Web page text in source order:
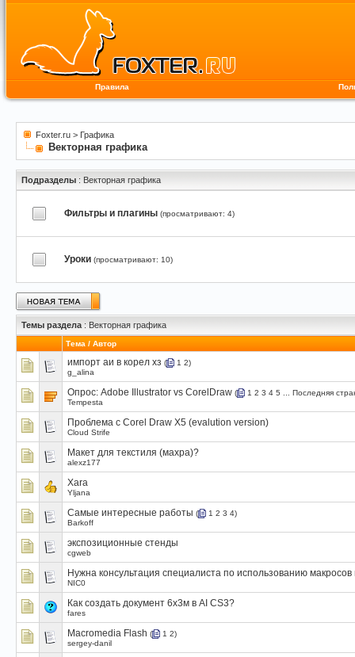
Правила
Foxter.ru > Графика
Векторная графика
Подразделы : Векторная графика
Фильтры и плагины (просматривают: 4)
Уроки (просматривают: 10)
Темы раздела : Векторная графика
Тема / Автор
импорт аи в корел хз ( 1 2)
g_alina
Опрос: Adobe Illustrator vs CorelDraw ( 1 2 3 4 5
Последняя
Tempesta
Проблема с Corel Draw X5 (evalution version)
Cloud Strife
Макет для текстиля (махра)?
alexz177
Xara
Yljana
Самые интересные работы ( 1 2 3 4)
Barkoff
экспозиционные стенды
cgweb
Нужна консультация специалиста по использованию
NIC0
Как создать документ 6х3м в AI CS3?
fares
Macromedia Flash ( 1 2)
sergey-danil